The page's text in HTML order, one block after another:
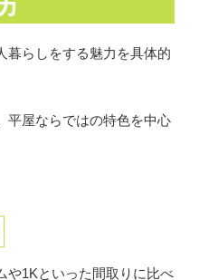
暮らしをする魅力を具体的
平屋ならではの特色を中心
や1Kといった間取りに比べ